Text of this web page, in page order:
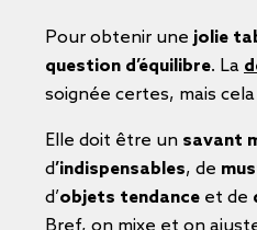
Pour obtenir une jolie
question d’équilibre. La
soignée certes, mais
Elle doit être un savant
d’indispensables, de
d’objets tendance et de